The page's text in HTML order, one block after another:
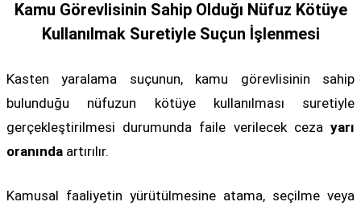
Kamu Görevlisinin Sahip Olduğı Nüfuz Kötüye
Kullanılmak Suretiyle Suçun İşlenmesi
Kasten yaralama suçunun, kamu görevlisinin sahip
bulunduğu nüfuzun kötüye kullanılması suretiyle
gerçekleştirilmesi durumunda faile verilecek ceza yarı
oranında artırılır.
Kamusal faaliyetin yürütülmesine atama, seçilme veya